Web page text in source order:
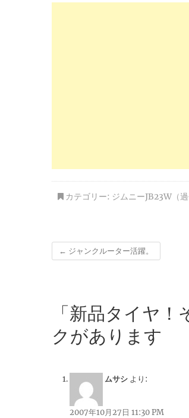
カテゴリー: ジムニーJB23W（過
← ジャンクルーター活躍。
「新品タイヤ
クがあります
ムサシ より:
2007年10月27日 11:30 PM